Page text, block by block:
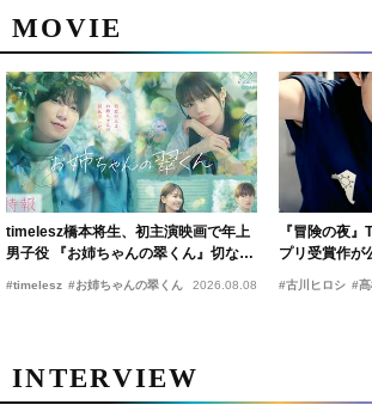
MOVIE
timelesz橋本将生、初主演映画で年上
男子役 『お姉ちゃんの翠くん』切ない
恋の幕開けを予感
#timelesz #お姉ちゃんの翠くん 2026.08.08
『冒険の夜
プリ受賞作が
時上映決定
#古川ヒロシ #
INTERVIEW